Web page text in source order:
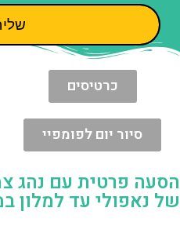
כרטיסים
סיור יום לפומפיי
הסעה פרטית עם נהג
של נאפולי עד למלון